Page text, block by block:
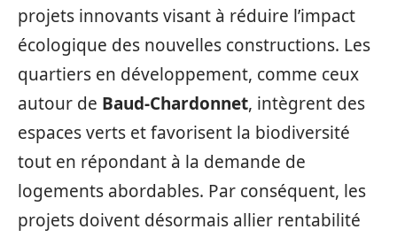
projets innovants visant à réduire l’impact
écologique des nouvelles constructions. Les
quartiers en développement, comme ceux
autour de Baud-Chardonnet, intègrent des
espaces verts et favorisent la biodiversité
tout en répondant à la demande de
logements abordables. Par conséquent, les
projets doivent désormais allier rentabilité